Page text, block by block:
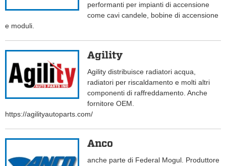
performanti per impianti di accensione
come cavi candele, bobine di accensione
e moduli.
Agility
Agility distribuisce radiatori acqua,
radiatori per riscaldamento e molti altri
componenti di raffreddamento. Anche
fornitore OEM.
https://agilityautoparts.com/
Anco
anche parte di Federal Mogul. Produttore